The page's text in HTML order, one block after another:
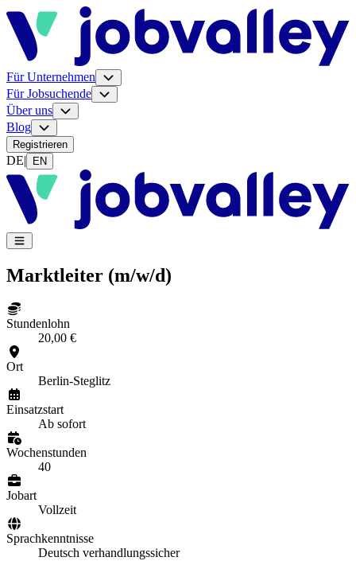
Für Unternehmen
Für Jobsuchende
Über uns
Blog
Registrieren
DE| EN
Marktleiter (m/w/d)
Stundenlohn
20,00 €
Ort
Berlin-Steglitz
Einsatzstart
Ab sofort
Wochenstunden
40
Jobart
Vollzeit
Sprachkenntnisse
Deutsch verhandlungssicher